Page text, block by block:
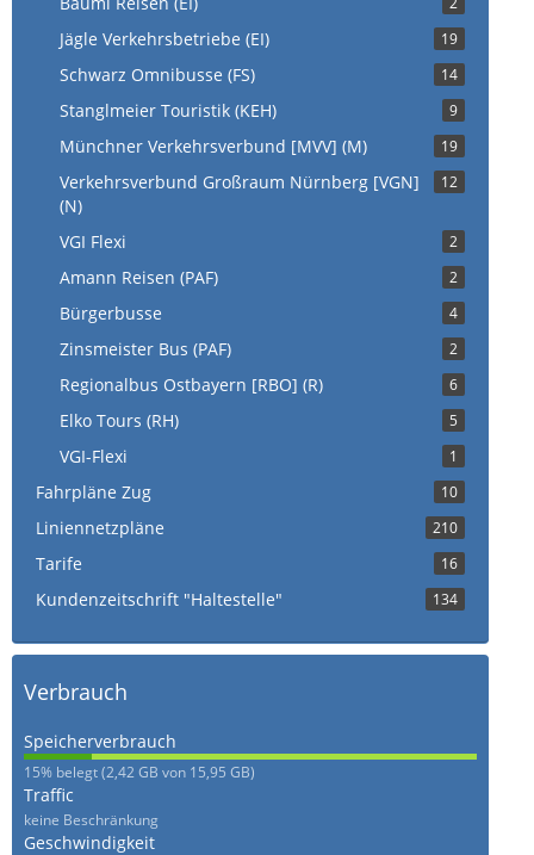
Jägle Verkehrsbetriebe (EI) 19
Schwarz Omnibusse (FS) 14
Stanglmeier Touristik (KEH) 9
Münchner Verkehrsverbund [MVV] (M) 19
Verkehrsverbund Großraum Nürnberg [VGN]
(N)
12
VGI Flexi 2
Amann Reisen (PAF) 2
Bürgerbusse 4
Zinsmeister Bus (PAF) 2
Regionalbus Ostbayern [RBO] (R) 6
Elko Tours (RH) 5
VGI-Flexi 1
Fahrpläne Zug 10
Liniennetzpläne 210
Tarife 16
Kundenzeitschrift "Haltestelle" 134
Verbrauch
Speicherverbrauch
15,18%
15% belegt (2,42 GB von 15,95 GB)
Traffic
keine Beschränkung
Geschwindigkeit